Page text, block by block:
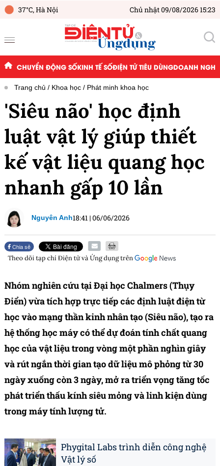
37°C,Hà Nội Chủ nhật 09/08/2026 15:23
CHUYỂN ĐỘNG SỐKINH TẾ SỐĐIỆN TỬ TIÊU DÙNGDOANH
Trang chủ Khoa học Phát minh khoa học
'Siêu não' học định
luật vật lý giúp thiết
kế vật liệu quang học
nhanh gấp 10 lần
Nguyên Anh18:41 |06/06/2026
Chia sẻ
Theo dõi tạp chíĐiện tử và Ứng dụngtrên
Nhóm nghiên cứu tại Đại học Chalmers (Thụy
Điển) vừa tích hợp trực tiếp các định luật điện từ
học vào mạng thần kinh nhân tạo (Siêu não), tạo ra
hệ thống học máy có thể dự đoán tính chất quang
học của vật liệu trong vòng một phần nghìn giây
và rút ngắn thời gian tạo dữ liệu mô phỏng từ 30
ngày xuống còn 3 ngày, mở ra triển vọng tăng tốc
phát triển thấu kính siêu mỏng và linh kiện dùng
trong máy tính lượng tử.
Phygital Labs trình diễn công nghệ
Vật lý số